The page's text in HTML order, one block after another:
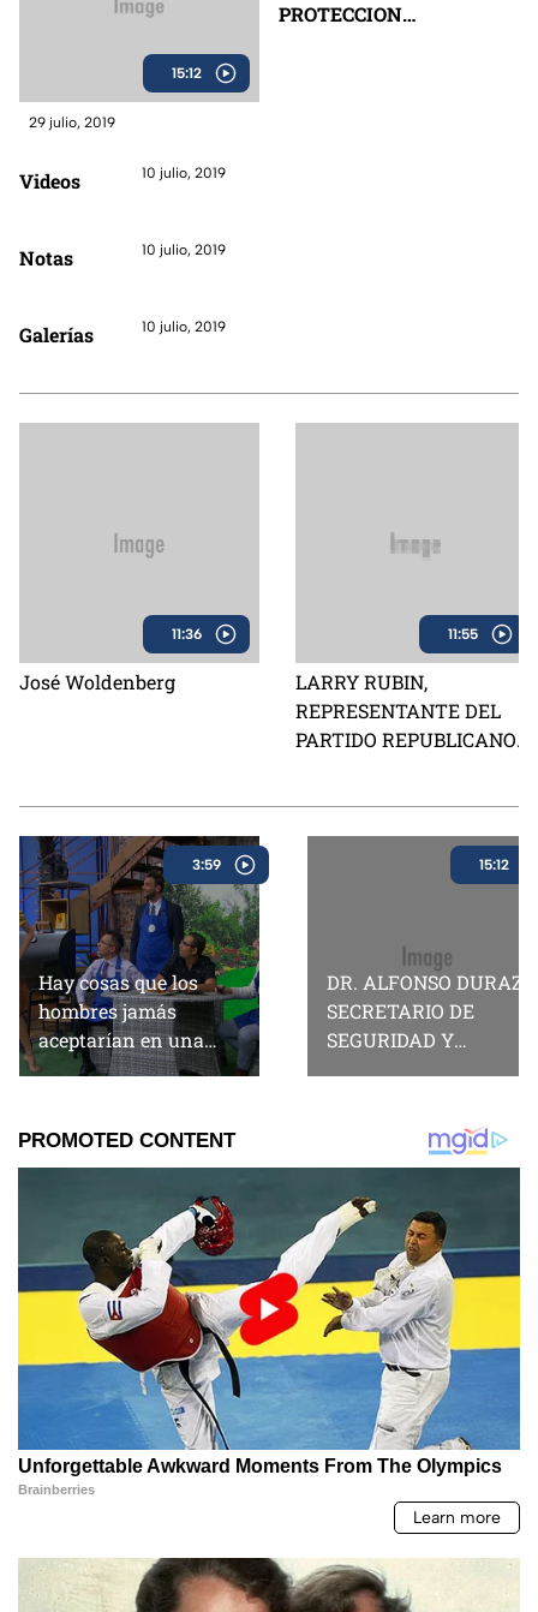
15:12
PROTECCION
29 julio, 2019
Videos 10 julio, 2019
Notas 10 julio, 2019
Galerías 10 julio, 2019
11:36
José Woldenberg
11:55
LARRY RUBIN,
REPRESENTANTE DEL
PARTIDO REPUBLICANO
3:59
Hay cosas que los
hombres jamás
aceptarían en una
mujer, ¡descubre cuáles
pondrían un alto total!
15:12
DR. ALFONSO DURAZO,
SECRETARIO DE
SEGURIDAD Y